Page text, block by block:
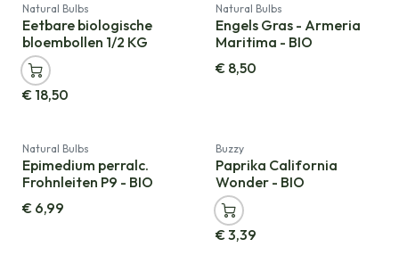
Natural Bulbs
Eetbare biologische
bloembollen 1/2 KG
€ 18,50
Natural Bulbs
Engels Gras - Armeria
Maritima - BIO
€ 8,50
Natural Bulbs
Epimedium perralc.
Frohnleiten P9 - BIO
€ 6,99
Buzzy
Paprika California
Wonder - BIO
€3,39